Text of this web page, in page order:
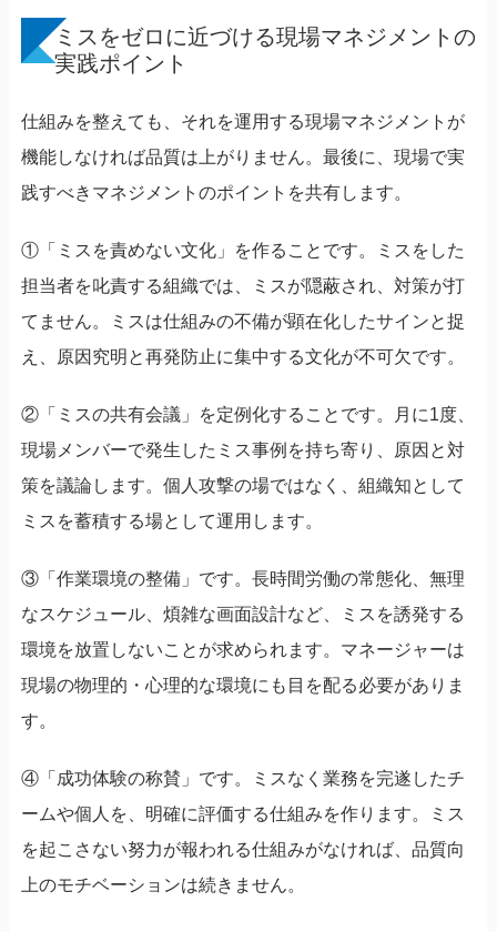
ミスをゼロに近づける現場マネジメントの
実践ポイント
仕組みを整えても、それを運用する現場マネジメントが
機能しなければ品質は上がりません。最後に、現場で実
践すべきマネジメントのポイントを共有します。
①「ミスを責めない文化」を作ることです。ミスをした
担当者を叱責する組織では、ミスが隠蔽され、対策が打
てません。ミスは仕組みの不備が顕在化したサインと捉
え、原因究明と再発防止に集中する文化が不可欠です。
②「ミスの共有会議」を定例化することです。月に1度、
現場メンバーで発生したミス事例を持ち寄り、原因と対
策を議論します。個人攻撃の場ではなく、組織知として
ミスを蓄積する場として運用します。
③「作業環境の整備」です。長時間労働の常態化、無理
なスケジュール、煩雑な画面設計など、ミスを誘発する
環境を放置しないことが求められます。マネージャーは
現場の物理的・心理的な環境にも目を配る必要がありま
す。
④「成功体験の称賛」です。ミスなく業務を完遂したチ
ームや個人を、明確に評価する仕組みを作ります。ミス
を起こさない努力が報われる仕組みがなければ、品質向
上のモチベーションは続きません。